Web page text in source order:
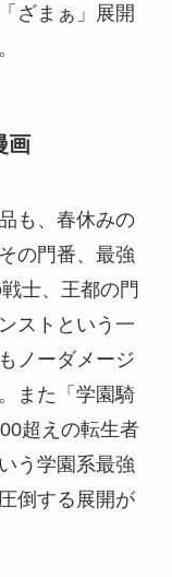
ざまぁ」展開
画
も、春休みの
の門番、最強
士、王都の門
ストという一
ノーダメージ
また「学園騎
超えの転生者
う学園系最強
倒する展開が